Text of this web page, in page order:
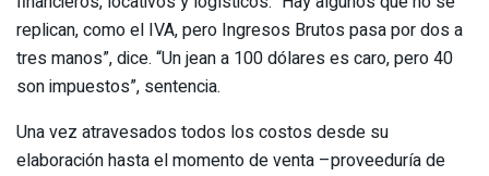
replican, como el IVA, pero Ingresos Brutos pasa por dos a
tres manos”, dice. “Un jean a 100 dólares es caro, pero 40
son impuestos”, sentencia.
Una vez atravesados todos los costos desde su
elaboración hasta el momento de venta –proveeduría de